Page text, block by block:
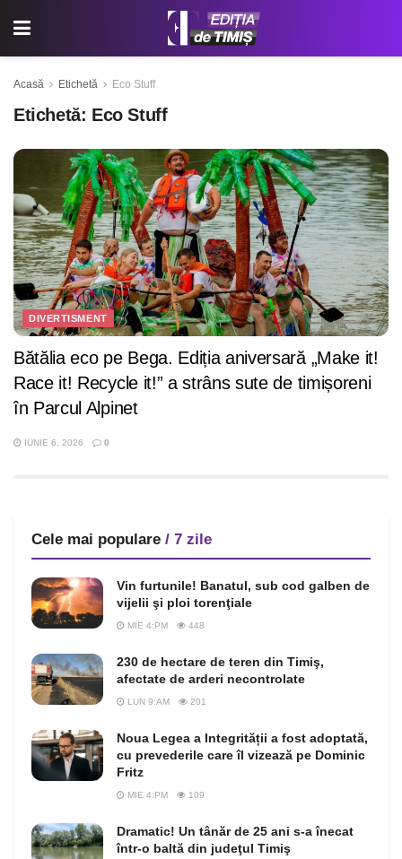
Acasă Etichetă Eco Stuff
Etichetă: Eco Stuff
DIVERTISMENT
Bătălia eco pe Bega. Ediția aniversară „Make it!
Race it! Recycle it!” a strâns sute de timișoreni
în Parcul Alpinet
IUNIE 6, 2026 0
Cele mai populare / 7 zile
Vin furtunile! Banatul, sub cod galben de
vijelii şi ploi torenţiale
MIE 4:PM 448
230 de hectare de teren din Timiş,
afectate de arderi necontrolate
LUN 9:AM 201
Noua Legea a Integrității a fost adoptată,
cu prevederile care îl vizează pe Dominic
Fritz
MIE 4:PM 109
Dramatic! Un tânăr de 25 ani s-a înecat
într-o baltă din judeţul Timiş